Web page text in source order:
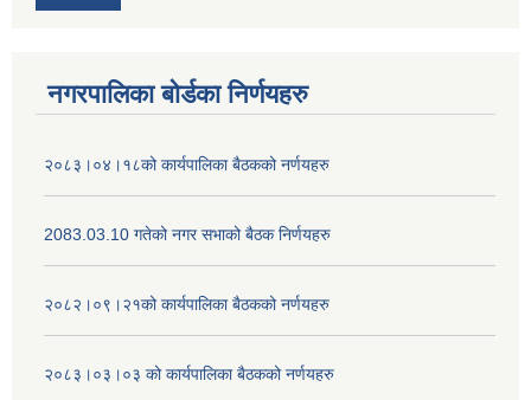
नगरपालिका बोर्डका निर्णयहरु
२०८३।०४।१८को कार्यपालिका बैठकको नर्णयहरु
2083.03.10 गतेको नगर सभाको बैठक निर्णयहरु
२०८२।०९।२१को कार्यपालिका बैठकको नर्णयहरु
२०८३।०३।०३ को कार्यपालिका बैठकको नर्णयहरु